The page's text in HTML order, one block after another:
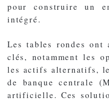
pour construire un
intégré.
Les tables rondes ont
clés, notamment les
les actifs alternatifs,
de banque centrale
artificielle. Ces